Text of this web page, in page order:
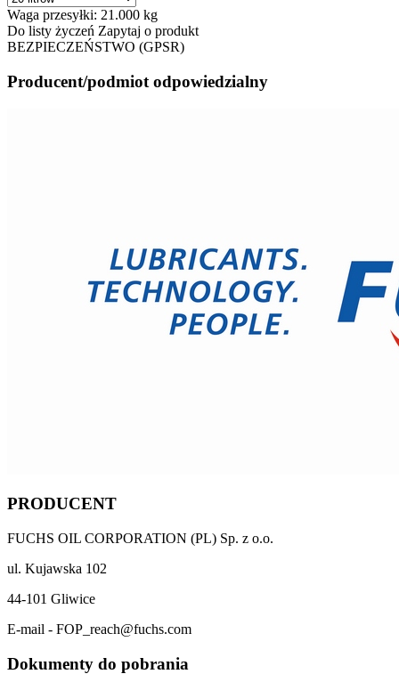
Waga przesyłki: 21.000 kg
Do listy życzeń Zapytaj o produkt
BEZPIECZEŃSTWO (GPSR)
Producent/podmiot odpowiedzialny
PRODUCENT
FUCHS OIL CORPORATION (PL) Sp. z o.o.
ul. Kujawska 102
44-101 Gliwice
E-mail - FOP_reach@fuchs.com
Dokumenty do pobrania